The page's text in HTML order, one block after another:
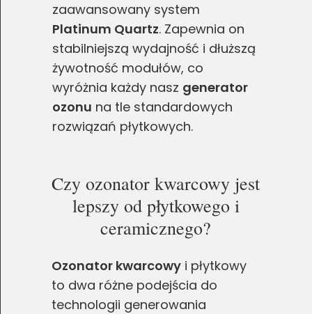
zaawansowany system
Platinum Quartz. Zapewnia on
stabilniejszą wydajność i dłuższą
żywotność modułów, co
wyróżnia każdy nasz generator
ozonu na tle standardowych
rozwiązań płytkowych.
Czy ozonator kwarcowy jest
lepszy od płytkowego i
ceramicznego?
Ozonator kwarcowy i płytkowy
to dwa różne podejścia do
technologii generowania